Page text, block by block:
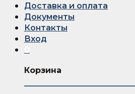
Доставка и оплата
Документы
Контакты
Вход
Корзина